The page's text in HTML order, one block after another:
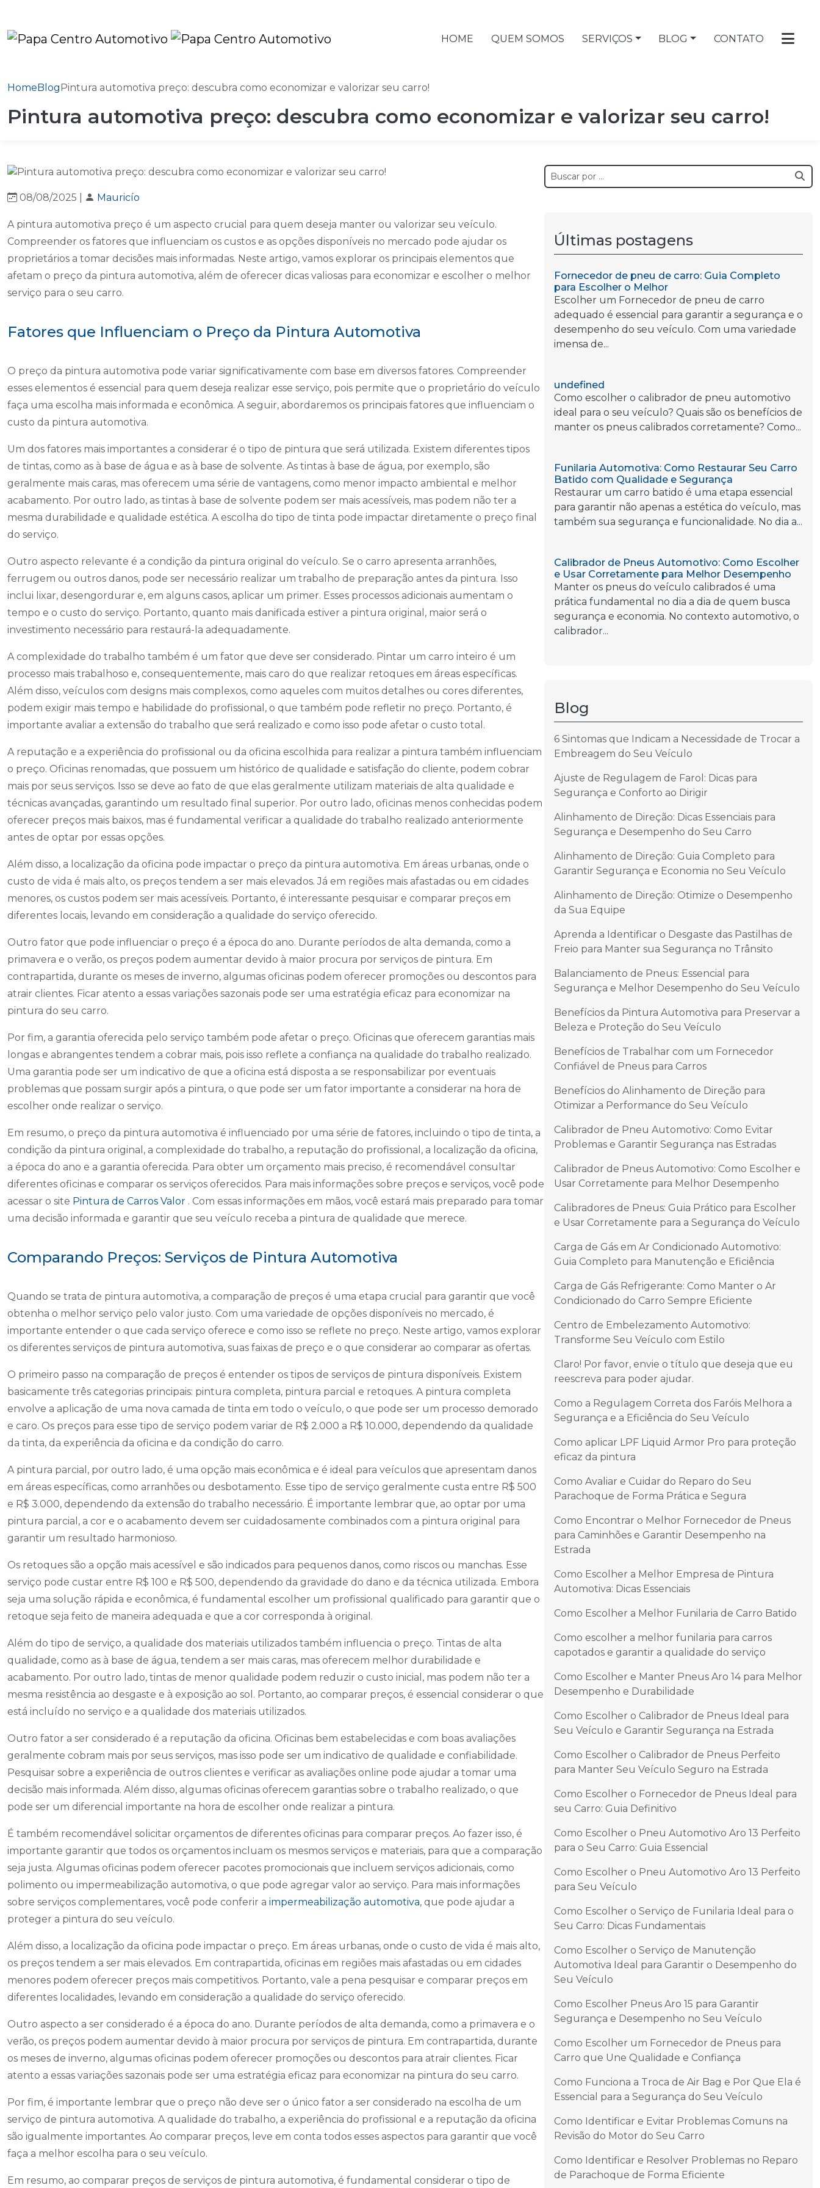
HOME QUEM SOMOS SERVIÇOS BLOG CONTATO
HomeBlogPintura automotiva preço: descubra como economizar e valorizar seu carro!
Pintura automotiva preço: descubra como economizar e valorizar seu carro!
08/08/2025 | Mauricío
A pintura automotiva preço é um aspecto crucial para quem deseja manter ou valorizar seu veículo.
Compreender os fatores que influenciam os custos e as opções disponíveis no mercado pode ajudar os
proprietários a tomar decisões mais informadas. Neste artigo, vamos explorar os principais elementos que
afetam o preço da pintura automotiva, além de oferecer dicas valiosas para economizar e escolher o melhor
serviço para o seu carro.
Fatores que Influenciam o Preço da Pintura Automotiva
O preço da pintura automotiva pode variar significativamente com base em diversos fatores. Compreender
esses elementos é essencial para quem deseja realizar esse serviço, pois permite que o proprietário do veículo
faça uma escolha mais informada e econômica. A seguir, abordaremos os principais fatores que influenciam o
custo da pintura automotiva.
Um dos fatores mais importantes a considerar é o tipo de pintura que será utilizada. Existem diferentes tipos
de tintas, como as à base de água e as à base de solvente. As tintas à base de água, por exemplo, são
geralmente mais caras, mas oferecem uma série de vantagens, como menor impacto ambiental e melhor
acabamento. Por outro lado, as tintas à base de solvente podem ser mais acessíveis, mas podem não ter a
mesma durabilidade e qualidade estética. A escolha do tipo de tinta pode impactar diretamente o preço final
do serviço.
Outro aspecto relevante é a condição da pintura original do veículo. Se o carro apresenta arranhões,
ferrugem ou outros danos, pode ser necessário realizar um trabalho de preparação antes da pintura. Isso
inclui lixar, desengordurar e, em alguns casos, aplicar um primer. Esses processos adicionais aumentam o
tempo e o custo do serviço. Portanto, quanto mais danificada estiver a pintura original, maior será o
investimento necessário para restaurá-la adequadamente.
A complexidade do trabalho também é um fator que deve ser considerado. Pintar um carro inteiro é um
processo mais trabalhoso e, consequentemente, mais caro do que realizar retoques em áreas específicas.
Além disso, veículos com designs mais complexos, como aqueles com muitos detalhes ou cores diferentes,
podem exigir mais tempo e habilidade do profissional, o que também pode refletir no preço. Portanto, é
importante avaliar a extensão do trabalho que será realizado e como isso pode afetar o custo total.
A reputação e a experiência do profissional ou da oficina escolhida para realizar a pintura também influenciam
o preço. Oficinas renomadas, que possuem um histórico de qualidade e satisfação do cliente, podem cobrar
mais por seus serviços. Isso se deve ao fato de que elas geralmente utilizam materiais de alta qualidade e
técnicas avançadas, garantindo um resultado final superior. Por outro lado, oficinas menos conhecidas podem
oferecer preços mais baixos, mas é fundamental verificar a qualidade do trabalho realizado anteriormente
antes de optar por essas opções.
Além disso, a localização da oficina pode impactar o preço da pintura automotiva. Em áreas urbanas, onde o
custo de vida é mais alto, os preços tendem a ser mais elevados. Já em regiões mais afastadas ou em cidades
menores, os custos podem ser mais acessíveis. Portanto, é interessante pesquisar e comparar preços em
diferentes locais, levando em consideração a qualidade do serviço oferecido.
Outro fator que pode influenciar o preço é a época do ano. Durante períodos de alta demanda, como a
primavera e o verão, os preços podem aumentar devido à maior procura por serviços de pintura. Em
contrapartida, durante os meses de inverno, algumas oficinas podem oferecer promoções ou descontos para
atrair clientes. Ficar atento a essas variações sazonais pode ser uma estratégia eficaz para economizar na
pintura do seu carro.
Por fim, a garantia oferecida pelo serviço também pode afetar o preço. Oficinas que oferecem garantias mais
longas e abrangentes tendem a cobrar mais, pois isso reflete a confiança na qualidade do trabalho realizado.
Uma garantia pode ser um indicativo de que a oficina está disposta a se responsabilizar por eventuais
problemas que possam surgir após a pintura, o que pode ser um fator importante a considerar na hora de
escolher onde realizar o serviço.
Em resumo, o preço da pintura automotiva é influenciado por uma série de fatores, incluindo o tipo de tinta, a
condição da pintura original, a complexidade do trabalho, a reputação do profissional, a localização da oficina,
a época do ano e a garantia oferecida. Para obter um orçamento mais preciso, é recomendável consultar
diferentes oficinas e comparar os serviços oferecidos. Para mais informações sobre preços e serviços, você pode
acessar o site Pintura de Carros Valor . Com essas informações em mãos, você estará mais preparado para tomar
uma decisão informada e garantir que seu veículo receba a pintura de qualidade que merece.
Comparando Preços: Serviços de Pintura Automotiva
Quando se trata de pintura automotiva, a comparação de preços é uma etapa crucial para garantir que você
obtenha o melhor serviço pelo valor justo. Com uma variedade de opções disponíveis no mercado, é
importante entender o que cada serviço oferece e como isso se reflete no preço. Neste artigo, vamos explorar
os diferentes serviços de pintura automotiva, suas faixas de preço e o que considerar ao comparar as ofertas.
O primeiro passo na comparação de preços é entender os tipos de serviços de pintura disponíveis. Existem
basicamente três categorias principais: pintura completa, pintura parcial e retoques. A pintura completa
envolve a aplicação de uma nova camada de tinta em todo o veículo, o que pode ser um processo demorado
e caro. Os preços para esse tipo de serviço podem variar de R$ 2.000 a R$ 10.000, dependendo da qualidade
da tinta, da experiência da oficina e da condição do carro.
A pintura parcial, por outro lado, é uma opção mais econômica e é ideal para veículos que apresentam danos
em áreas específicas, como arranhões ou desbotamento. Esse tipo de serviço geralmente custa entre R$ 500
e R$ 3.000, dependendo da extensão do trabalho necessário. É importante lembrar que, ao optar por uma
pintura parcial, a cor e o acabamento devem ser cuidadosamente combinados com a pintura original para
garantir um resultado harmonioso.
Os retoques são a opção mais acessível e são indicados para pequenos danos, como riscos ou manchas. Esse
serviço pode custar entre R$ 100 e R$ 500, dependendo da gravidade do dano e da técnica utilizada. Embora
seja uma solução rápida e econômica, é fundamental escolher um profissional qualificado para garantir que o
retoque seja feito de maneira adequada e que a cor corresponda à original.
Além do tipo de serviço, a qualidade dos materiais utilizados também influencia o preço. Tintas de alta
qualidade, como as à base de água, tendem a ser mais caras, mas oferecem melhor durabilidade e
acabamento. Por outro lado, tintas de menor qualidade podem reduzir o custo inicial, mas podem não ter a
mesma resistência ao desgaste e à exposição ao sol. Portanto, ao comparar preços, é essencial considerar o que
está incluído no serviço e a qualidade dos materiais utilizados.
Outro fator a ser considerado é a reputação da oficina. Oficinas bem estabelecidas e com boas avaliações
geralmente cobram mais por seus serviços, mas isso pode ser um indicativo de qualidade e confiabilidade.
Pesquisar sobre a experiência de outros clientes e verificar as avaliações online pode ajudar a tomar uma
decisão mais informada. Além disso, algumas oficinas oferecem garantias sobre o trabalho realizado, o que
pode ser um diferencial importante na hora de escolher onde realizar a pintura.
É também recomendável solicitar orçamentos de diferentes oficinas para comparar preços. Ao fazer isso, é
importante garantir que todos os orçamentos incluam os mesmos serviços e materiais, para que a comparação
seja justa. Algumas oficinas podem oferecer pacotes promocionais que incluem serviços adicionais, como
polimento ou impermeabilização automotiva, o que pode agregar valor ao serviço. Para mais informações
sobre serviços complementares, você pode conferir a impermeabilização automotiva, que pode ajudar a
proteger a pintura do seu veículo.
Além disso, a localização da oficina pode impactar o preço. Em áreas urbanas, onde o custo de vida é mais alto,
os preços tendem a ser mais elevados. Em contrapartida, oficinas em regiões mais afastadas ou em cidades
menores podem oferecer preços mais competitivos. Portanto, vale a pena pesquisar e comparar preços em
diferentes localidades, levando em consideração a qualidade do serviço oferecido.
Outro aspecto a ser considerado é a época do ano. Durante períodos de alta demanda, como a primavera e o
verão, os preços podem aumentar devido à maior procura por serviços de pintura. Em contrapartida, durante
os meses de inverno, algumas oficinas podem oferecer promoções ou descontos para atrair clientes. Ficar
atento a essas variações sazonais pode ser uma estratégia eficaz para economizar na pintura do seu carro.
Por fim, é importante lembrar que o preço não deve ser o único fator a ser considerado na escolha de um
serviço de pintura automotiva. A qualidade do trabalho, a experiência do profissional e a reputação da oficina
são igualmente importantes. Ao comparar preços, leve em conta todos esses aspectos para garantir que você
faça a melhor escolha para o seu veículo.
Em resumo, ao comparar preços de serviços de pintura automotiva, é fundamental considerar o tipo de
Últimas postagens
Fornecedor de pneu de carro: Guia Completo
para Escolher o Melhor
Escolher um Fornecedor de pneu de carro
adequado é essencial para garantir a segurança e o
desempenho do seu veículo. Com uma variedade
imensa de...
undefined
Como escolher o calibrador de pneu automotivo
ideal para o seu veículo? Quais são os benefícios de
manter os pneus calibrados corretamente? Como...
Funilaria Automotiva: Como Restaurar Seu Carro
Batido com Qualidade e Segurança
Restaurar um carro batido é uma etapa essencial
para garantir não apenas a estética do veículo, mas
também sua segurança e funcionalidade. No dia a...
Calibrador de Pneus Automotivo: Como Escolher
e Usar Corretamente para Melhor Desempenho
Manter os pneus do veículo calibrados é uma
prática fundamental no dia a dia de quem busca
segurança e economia. No contexto automotivo, o
calibrador...
Blog
6 Sintomas que Indicam a Necessidade de Trocar a
Embreagem do Seu Veículo
Ajuste de Regulagem de Farol: Dicas para
Segurança e Conforto ao Dirigir
Alinhamento de Direção: Dicas Essenciais para
Segurança e Desempenho do Seu Carro
Alinhamento de Direção: Guia Completo para
Garantir Segurança e Economia no Seu Veículo
Alinhamento de Direção: Otimize o Desempenho
da Sua Equipe
Aprenda a Identificar o Desgaste das Pastilhas de
Freio para Manter sua Segurança no Trânsito
Balanciamento de Pneus: Essencial para
Segurança e Melhor Desempenho do Seu Veículo
Benefícios da Pintura Automotiva para Preservar a
Beleza e Proteção do Seu Veículo
Benefícios de Trabalhar com um Fornecedor
Confiável de Pneus para Carros
Benefícios do Alinhamento de Direção para
Otimizar a Performance do Seu Veículo
Calibrador de Pneu Automotivo: Como Evitar
Problemas e Garantir Segurança nas Estradas
Calibrador de Pneus Automotivo: Como Escolher e
Usar Corretamente para Melhor Desempenho
Calibradores de Pneus: Guia Prático para Escolher
e Usar Corretamente para a Segurança do Veículo
Carga de Gás em Ar Condicionado Automotivo:
Guia Completo para Manutenção e Eficiência
Carga de Gás Refrigerante: Como Manter o Ar
Condicionado do Carro Sempre Eficiente
Centro de Embelezamento Automotivo:
Transforme Seu Veículo com Estilo
Claro! Por favor, envie o título que deseja que eu
reescreva para poder ajudar.
Como a Regulagem Correta dos Faróis Melhora a
Segurança e a Eficiência do Seu Veículo
Como aplicar LPF Liquid Armor Pro para proteção
eficaz da pintura
Como Avaliar e Cuidar do Reparo do Seu
Parachoque de Forma Prática e Segura
Como Encontrar o Melhor Fornecedor de Pneus
para Caminhões e Garantir Desempenho na
Estrada
Como Escolher a Melhor Empresa de Pintura
Automotiva: Dicas Essenciais
Como Escolher a Melhor Funilaria de Carro Batido
Como escolher a melhor funilaria para carros
capotados e garantir a qualidade do serviço
Como Escolher e Manter Pneus Aro 14 para Melhor
Desempenho e Durabilidade
Como Escolher o Calibrador de Pneus Ideal para
Seu Veículo e Garantir Segurança na Estrada
Como Escolher o Calibrador de Pneus Perfeito
para Manter Seu Veículo Seguro na Estrada
Como Escolher o Fornecedor de Pneus Ideal para
seu Carro: Guia Definitivo
Como Escolher o Pneu Automotivo Aro 13 Perfeito
para o Seu Carro: Guia Essencial
Como Escolher o Pneu Automotivo Aro 13 Perfeito
para Seu Veículo
Como Escolher o Serviço de Funilaria Ideal para o
Seu Carro: Dicas Fundamentais
Como Escolher o Serviço de Manutenção
Automotiva Ideal para Garantir o Desempenho do
Seu Veículo
Como Escolher Pneus Aro 15 para Garantir
Segurança e Desempenho no Seu Veículo
Como Escolher um Fornecedor de Pneus para
Carro que Une Qualidade e Confiança
Como Funciona a Troca de Air Bag e Por Que Ela é
Essencial para a Segurança do Seu Veículo
Como Identificar e Evitar Problemas Comuns na
Revisão do Motor do Seu Carro
Como Identificar e Resolver Problemas no Reparo
de Parachoque de Forma Eficiente